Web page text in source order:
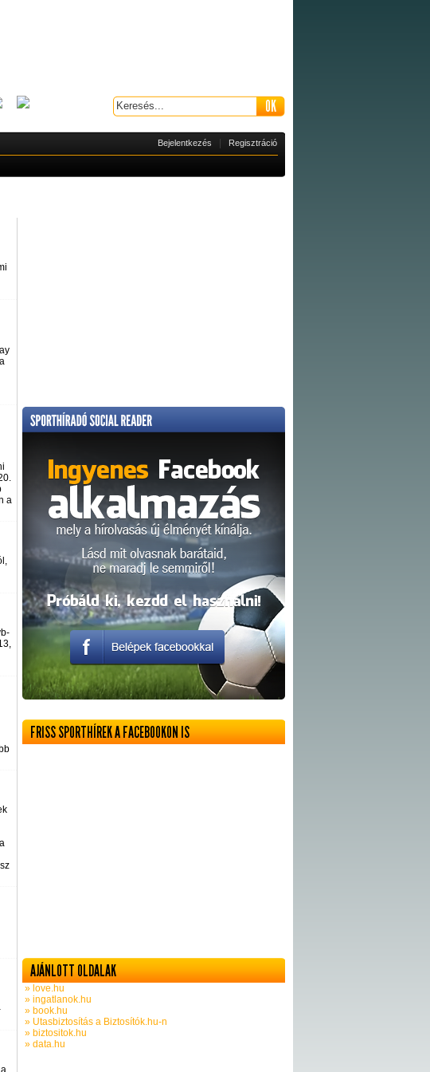
Bejelentkezés Regisztráció
a
FRISS SPORTHÍREK A FACEBOOKON IS
AJÁNLOTT OLDALAK
» love.hu
» ingatlanok.hu
» book.hu
» Utasbiztosítás a Biztosítók.hu-n
» biztositok.hu
» data.hu